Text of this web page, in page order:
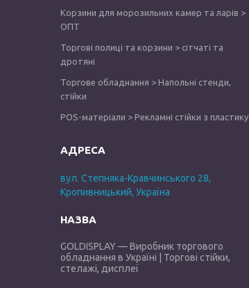
Корзини для морозильних камер та ларів >
ОПТ
Торгові полиці та корзини > сітчаті та
дротяні
Торгове обладнання > Напольні стенди,
стійки
POS-матеріали > Рекламні стійки з пластику
вул. Степняка-Кравчинського 28,
Кропивницький, Україна
GOLDISPLAY — Виробник торгового
обладнання в Україні | Торгові стійки,
стелажі, дисплеї